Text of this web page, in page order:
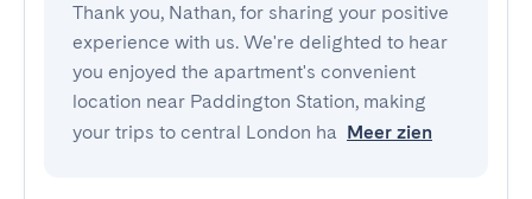
Thank you, Nathan, for sharing your positive
experience with us. We're delighted to hear
you enjoyed the apartment's convenient
location near Paddington Station, making
your trips to central London ha Meer zien